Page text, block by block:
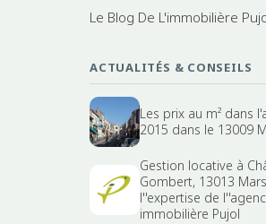
Le Blog De L'immobilière
ACTUALITÉS & CONSEILS
Les prix au m² dans
2015 dans le 13009
Gestion locative à
Gombert, 13013
l''expertise de
immobilière Pujol